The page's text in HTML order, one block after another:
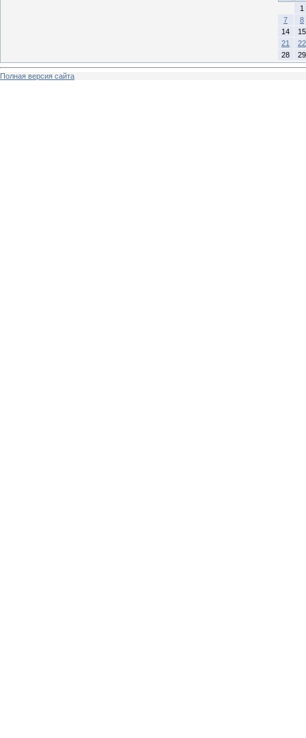
1
7
8
14
15
21
22
28
29
Полная версия сайта